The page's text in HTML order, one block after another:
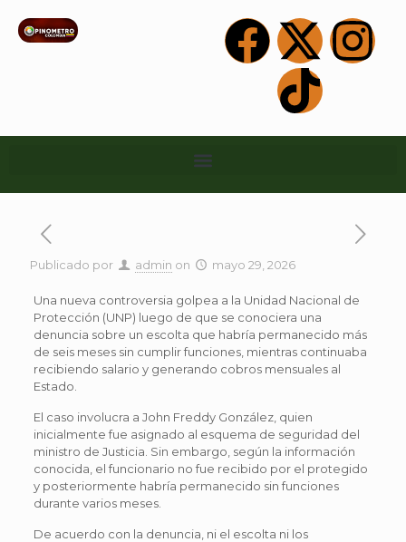
Publicado por admin on mayo 29, 2026
Una nueva controversia golpea a la Unidad Nacional de
Protección (UNP) luego de que se conociera una
denuncia sobre un escolta que habría permanecido más
de seis meses sin cumplir funciones, mientras continuaba
recibiendo salario y generando cobros mensuales al
Estado.
El caso involucra a John Freddy González, quien
inicialmente fue asignado al esquema de seguridad del
ministro de Justicia. Sin embargo, según la información
conocida, el funcionario no fue recibido por el protegido
y posteriormente habría permanecido sin funciones
durante varios meses.
De acuerdo con la denuncia, ni el escolta ni los